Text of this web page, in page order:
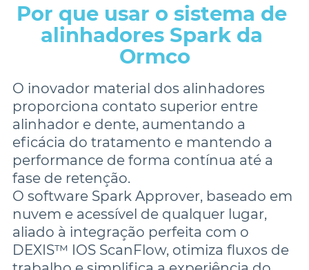
Por que usar o sistema de
alinhadores Spark da
O inovador material dos alinhadores
proporciona contato superior entre
alinhador e dente, aumentando a
eficácia do tratamento e mantendo a
performance de forma contínua até a
fase de retenção.
O software Spark Approver, baseado em
nuvem e acessível de qualquer lugar,
aliado à integração perfeita com o
DEXIS™ IOS ScanFlow, otimiza fluxos de